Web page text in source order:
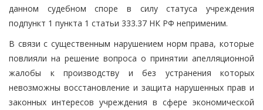
данном судебном споре в силу статуса учреждения
подпункт 1 пункта 1 статьи 333.37 НК РФ неприменим.
В связи с существенным нарушением норм права, которые
повлияли на решение вопроса о принятии апелляционной
жалобы к производству и без устранения которых
невозможны восстановление и защита нарушенных прав и
законных интересов учреждения в сфере экономической